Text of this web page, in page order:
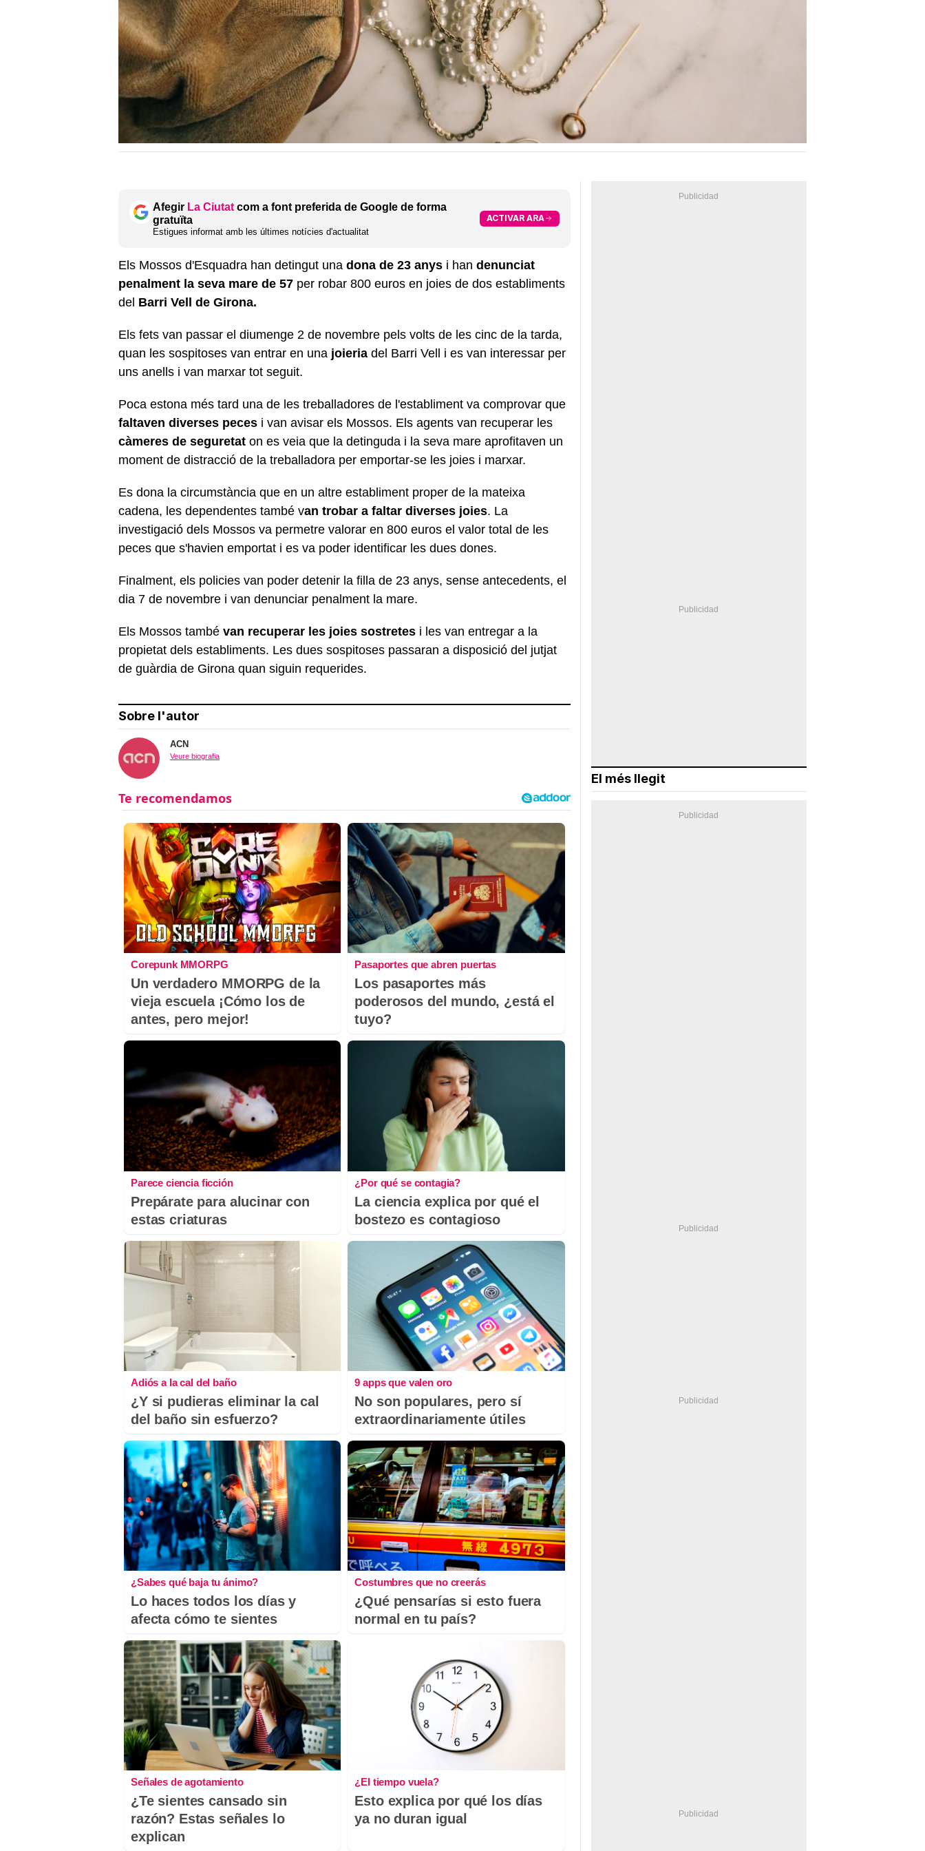
Afegir La Ciutat com a font preferida de Google de forma
gratuïta
Estigues informat amb les últimes notícies d'actualitat
ACTIVAR ARA
Els Mossos d'Esquadra han detingut una dona de 23 anys i han denunciat
penalment la seva mare de 57 per robar 800 euros en joies de dos establiments
del Barri Vell de Girona.
Els fets van passar el diumenge 2 de novembre pels volts de les cinc de la tarda,
quan les sospitoses van entrar en una joieria del Barri Vell i es van interessar per
uns anells i van marxar tot seguit.
Poca estona més tard una de les treballadores de l'establiment va comprovar que
faltaven diverses peces i van avisar els Mossos. Els agents van recuperar les
càmeres de seguretat on es veia que la detinguda i la seva mare aprofitaven un
moment de distracció de la treballadora per emportar-se les joies i marxar.
Es dona la circumstància que en un altre establiment proper de la mateixa
cadena, les dependentes també van trobar a faltar diverses joies. La
investigació dels Mossos va permetre valorar en 800 euros el valor total de les
peces que s'havien emportat i es va poder identificar les dues dones.
Finalment, els policies van poder detenir la filla de 23 anys, sense antecedents, el
dia 7 de novembre i van denunciar penalment la mare.
Els Mossos també van recuperar les joies sostretes i les van entregar a la
propietat dels establiments. Les dues sospitoses passaran a disposició del jutjat
de guàrdia de Girona quan siguin requerides.
Sobre l'autor
ACN
Veure biografia
Corepunk MMORPG
Un verdadero MMORPG de la
vieja escuela ¡Cómo los de
antes, pero mejor!
Pasaportes que abren puertas
Los pasaportes más
poderosos del mundo, ¿está el
tuyo?
Parece ciencia ficción
Prepárate para alucinar con
estas criaturas
¿Por qué se contagia?
La ciencia explica por qué el
bostezo es contagioso
Adiós a la cal del baño
¿Y si pudieras eliminar la cal
del baño sin esfuerzo?
9 apps que valen oro
No son populares, pero sí
extraordinariamente útiles
¿Sabes qué baja tu ánimo?
Lo haces todos los días y
afecta cómo te sientes
Costumbres que no creerás
¿Qué pensarías si esto fuera
normal en tu país?
Señales de agotamiento
¿Te sientes cansado sin
razón? Estas señales lo
explican
¿El tiempo vuela?
Esto explica por qué los días
ya no duran igual
El més llegit